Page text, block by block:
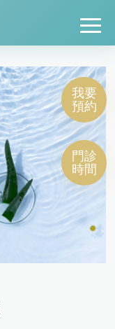
我要
預約
門診
時間